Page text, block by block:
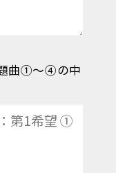
題曲①〜④の中